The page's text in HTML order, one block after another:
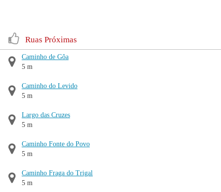
Ruas Próximas
Caminho de Gôa
5 m
Caminho do Levido
5 m
Largo das Cruzes
5 m
Caminho Fonte do Povo
5 m
Caminho Fraga do Trigal
5 m